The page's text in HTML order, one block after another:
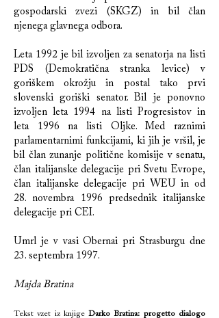
gospodarski zvezi (SKGZ) in bil član
njenega glavnega odbora.
Leta 1992 je bil izvoljen za senatorja na listi
PDS (Demokratična stranka levice) v
goriškem okrožju in postal tako prvi
slovenski goriški senator. Bil je ponovno
izvoljen leta 1994 na listi Progresistov in
leta 1996 na listi Oljke. Med raznimi
parlamentarnimi funkcijami, ki jih je vršil, je
bil član zunanje politične komisije v senatu,
član italijanske delegacije pri Svetu Evrope,
član italijanske delegacije pri WEU in od
28. novembra 1996 predsednik italijanske
delegacije pri CEI.
Umrl je v vasi Obernai pri Strasburgu dne
23. septembra 1997.
Majda Bratina
Tekst vzet iz knjigeDarko Bratina: progetto dialogo